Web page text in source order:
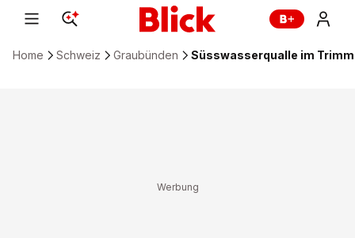
Home Schweiz Graubünden Süsswasserqualle im